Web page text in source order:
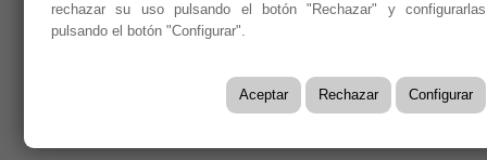
Aviso legal, condiciones de uso y Política de
Evaluación de Proveedores
rechazar su uso pulsando el botón "Rechazar" y configurarlas
pulsando el botón "Configurar".
Aceptar Rechazar Configurar